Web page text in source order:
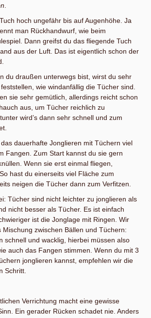
hoch ungefähr bis auf Augenhöhe. Ja
man Rückhandwurf, wie beim
Dann greifst du das fliegende Tuch
aus der Luft. Das ist eigentlich schon der
du draußen unterwegs bist, wirst du sehr
wie windanfällig die Tücher sind.
sie sehr gemütlich, allerdings reicht schon
aus, um Tücher reichlich zu
wird’s dann sehr schnell und zum
dauerhafte Jonglieren mit Tüchern viel
Fangen. Zum Start kannst du sie gern
Wenn sie erst einmal fliegen,
hast du einerseits viel Fläche zum
neigen die Tücher dann zum Verfitzen.
Tücher sind nicht leichter zu jonglieren als
nicht besser als Tücher. Es ist einfach
ist die Jonglage mit Ringen. Wir
Mischung zwischen Bällen und Tüchern:
schnell und wacklig, hierbei müssen also
auch das Fangen stimmen. Wenn du mit 3
jonglieren kannst, empfehlen wir die
Schritt.
Verrichtung macht eine gewisse
Ein gerader Rücken schadet nie. Anders